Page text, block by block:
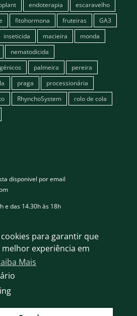
cookies para garantir que
experiência em
Mais
endoterapia
escaravelho
fitohormona fruteiras
GA3
inseticida macieira
monda
nematodicida
palmeira
pereira
praga
processionária
RhynchoSystem
rolo de cola
disponivel por email
e das 14.30h às 18h